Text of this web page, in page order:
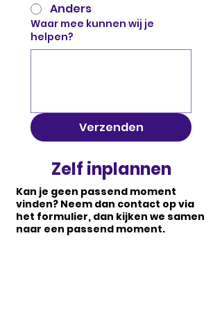
Anders
Waar mee kunnen wij je
helpen?
Verzenden
Zelf inplannen
Kan je geen passend moment
vinden? Neem dan contact op via
het formulier, dan kijken we samen
naar een passend moment.